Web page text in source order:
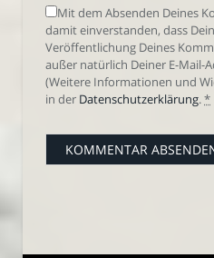
Mit dem Absenden Deines
damit einverstanden, dass
Veröffentlichung Deines
außer natürlich Deiner E-Mail-
(Weitere Informationen und
in der Datenschutzerklärung. *